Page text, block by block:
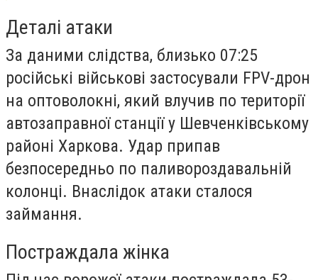
Деталі атаки
За даними слідства, близько 07:25
російські військові застосували FPV-дрон
на оптоволокні, який влучив по території
автозаправної станції у Шевченківському
районі Харкова. Удар припав
безпосередньо по паливороздавальній
колонці. Внаслідок атаки сталося
займання.
Постраждала жінка